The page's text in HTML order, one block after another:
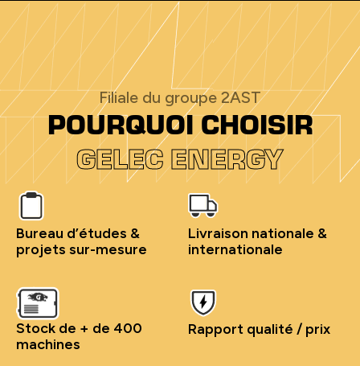
Filiale du groupe 2AST
POURQUOI CHOISIR
GELEC ENERGY
Bureau d’études &
projets sur-mesure
Livraison nationale &
internationale
Stock de + de 400
machines
Rapport qualité / prix